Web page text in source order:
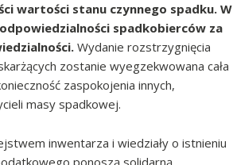
wartości stanu czynnego spadku. W
spadkobierców za
Wydanie rozstrzygnięcia
zostanie wyegzekwowana cała
zaspokojenia innych,
masy spadkowej.
inwentarza i wiedziały o istnieniu